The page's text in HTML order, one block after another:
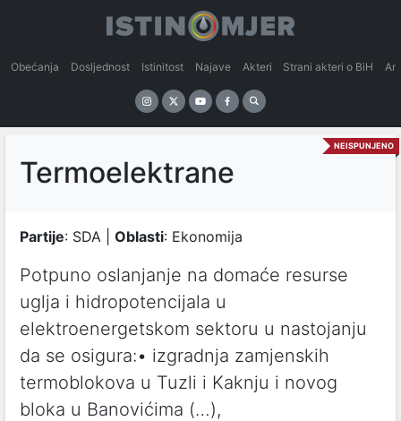
Obećanja Dosljednost Istinitost Najave Akteri Strani akteri o BiH
NEISPUNJENO
Termoelektrane
Partije: SDA | Oblasti: Ekonomija
Potpuno oslanjanje na domaće resurse
uglja i hidropotencijala u
elektroenergetskom sektoru u nastojanju
da se osigura:• izgradnja zamjenskih
termoblokova u Tuzli i Kaknju i novog
bloka u Banovićima (…),